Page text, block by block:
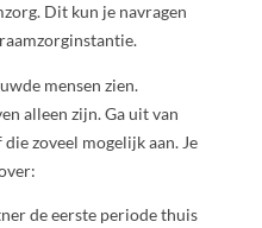
Dit kun je navragen
mensen zien.
alleen zijn. Ga uit van
zoveel mogelijk aan. Je
de eerste periode thuis